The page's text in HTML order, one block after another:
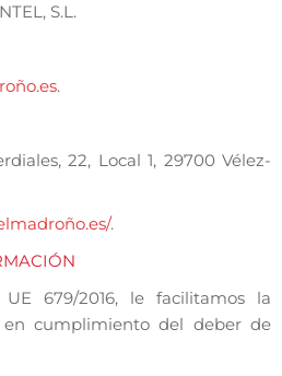
S.L.
.
22, Local 1, 29700 Vélez-
.
679/2016, le facilitamos la
cumplimiento del deber de